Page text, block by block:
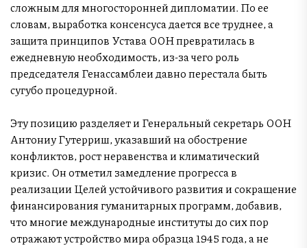
сложным для многосторонней дипломатии. По ее
словам, выработка консенсуса дается все труднее, а
защита принципов Устава ООН превратилась в
ежедневную необходимость, из-за чего роль
председателя Генассамблеи давно перестала быть
сугубо процедурной.
Эту позицию разделяет и Генеральный секретарь ООН
Антониу Гутерриш, указавший на обострение
конфликтов, рост неравенства и климатический
кризис. Он отметил замедление прогресса в
реализации Целей устойчивого развития и сокращение
финансирования гуманитарных программ, добавив,
что многие международные институты до сих пор
отражают устройство мира образца 1945 года, а не